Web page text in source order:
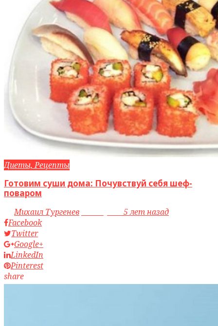
Диеты, Рецепты
Готовим суши дома: Почувствуй себя шеф-
поваром
byМихаил Тургенев
5 лет назад
Facebook
Twitter
Google+
LinkedIn
Pinterest
share